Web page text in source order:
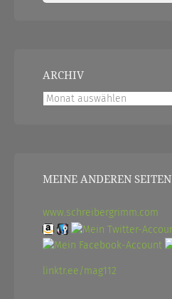
ARCHIV
Archiv
MEINE ANDEREN SEITEN
www.schreibergrimm.com
linktr.ee/mag112